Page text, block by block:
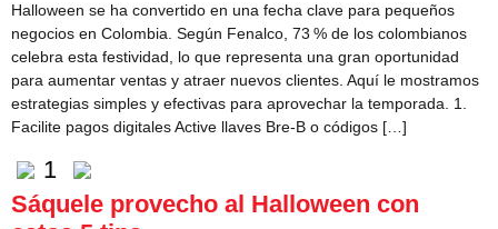
Halloween se ha convertido en una fecha clave para pequeños
negocios en Colombia. Según Fenalco, 73 % de los colombianos
celebra esta festividad, lo que representa una gran oportunidad
para aumentar ventas y atraer nuevos clientes. Aquí le mostramos
estrategias simples y efectivas para aprovechar la temporada. 1.
Facilite pagos digitales Active llaves Bre-B o códigos […]
1
Sáquele provecho al Halloween con